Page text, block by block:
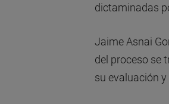
dictaminadas
Jaime Asnai
del proceso se
su evaluación